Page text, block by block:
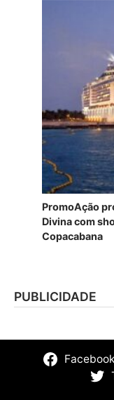
PromoAção
Divina com
Copacabana
PUBLICIDADE
Facebook